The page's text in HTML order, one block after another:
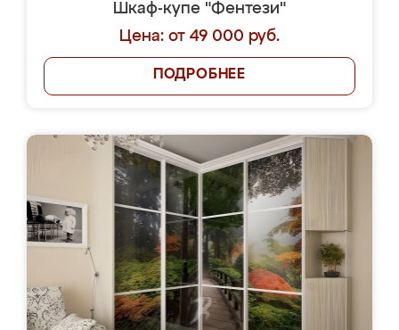
Шкаф-купе "Фентези"
Цена: от 49 000 руб.
ПОДРОБНЕЕ